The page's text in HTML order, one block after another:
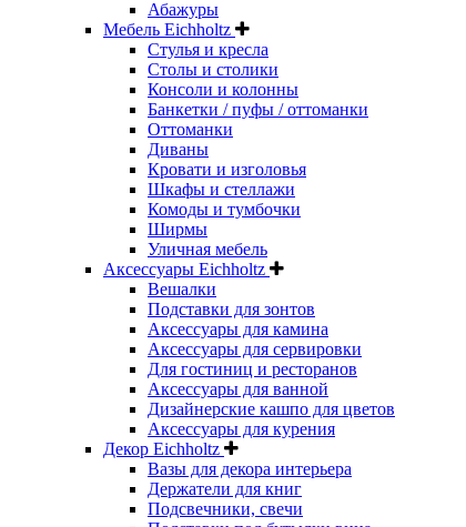
Абажуры
Мебель Eichholtz
Стулья и кресла
Столы и столики
Консоли и колонны
Банкетки / пуфы / оттоманки
Оттоманки
Диваны
Кровати и изголовья
Шкафы и стеллажи
Комоды и тумбочки
Ширмы
Уличная мебель
Аксессуары Eichholtz
Вешалки
Подставки для зонтов
Аксессуары для камина
Аксессуары для сервировки
Для гостиниц и ресторанов
Аксессуары для ванной
Дизайнерские кашпо для цветов
Аксессуары для курения
Декор Eichholtz
Вазы для декора интерьера
Держатели для книг
Подсвечники, свечи